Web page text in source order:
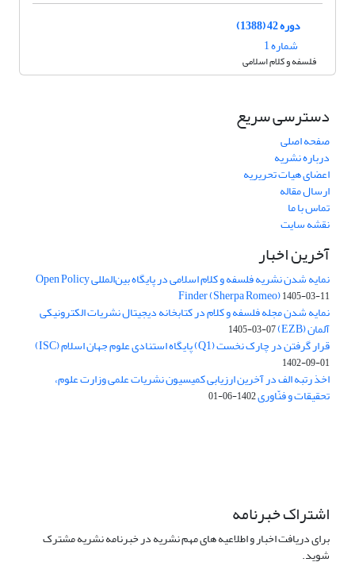
دوره 42 (1388)
شماره 1
فلسفه و کلام اسلامی
دسترسی سریع
صفحه اصلی
درباره نشریه
اعضای هیات تحریریه
ارسال مقاله
تماس با ما
نقشه سایت
آخرین اخبار
نمایه شدن نشریه فلسفه و کلام اسلامی در پایگاه بین‌المللی Open Policy
Finder (Sherpa Romeo)1405-03-11
نمایه شدن مجله فلسفه و کلام در کتابخانه دیجیتال نشریات الکترونیکی
آلمان (EZB) 1405-03-07
قرار گرفتن در چارک نخست (Q1) پایگاه استنادی علوم جهان اسلام (ISC)
1402-09-01
اخذ رتبه الف در آخرین ارزیابی کمیسیون نشریات علمی وزارت علوم،
تحقیقات و فنّاوری1402-06-01
اشتراک خبرنامه
برای دریافت اخبار و اطلاعیه های مهم نشریه در خبرنامه نشریه مشترک
شوید.